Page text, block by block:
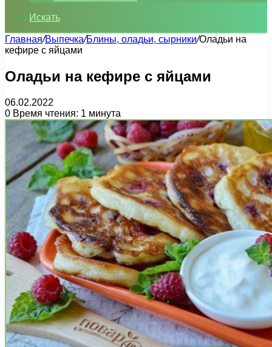
Искать
Главная/Выпечка/Блины, оладьи, сырники/Оладьи на
кефире с яйцами
Оладьи на кефире с яйцами
06.02.2022
0 Время чтения: 1 минута